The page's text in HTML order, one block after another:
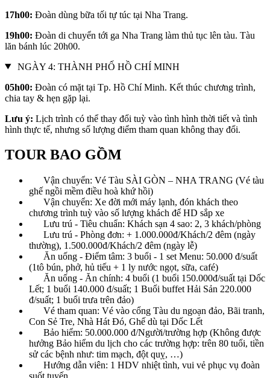
17h00: Đoàn dùng bữa tối tự túc tại Nha Trang.
19h00: Đoàn di chuyển tới ga Nha Trang làm thủ tục lên tàu. Tàu
lăn bánh lúc 20h00.
NGÀY 4: THÀNH PHỐ HỒ CHÍ MINH
05h00: Đoàn có mặt tại Tp. Hồ Chí Minh. Kết thúc chương trình,
chia tay & hẹn gặp lại.
Lưu ý: Lịch trình có thể thay đổi tuỳ vào tình hình thời tiết và tình
hình thực tế, nhưng số lượng điểm tham quan không thay đổi.
TOUR BAO GỒM
Vận chuyển: Vé Tàu SÀI GÒN – NHA TRANG (Vé tàu
ghế ngồi mềm điều hoà khứ hồi)
Vận chuyển: Xe đời mới máy lạnh, đón khách theo
chương trình tuỳ vào số lượng khách để HD sắp xe
Lưu trú - Tiêu chuẩn: Khách sạn 4 sao: 2, 3 khách/phòng
Lưu trú - Phòng đơn: + 1.000.000đ/Khách/2 đêm (ngày
thường), 1.500.000đ/Khách/2 đêm (ngày lễ)
Ăn uống - Điểm tâm: 3 buổi - 1 set Menu: 50.000 đ/suất
(1tô bún, phở, hủ tiếu + 1 ly nước ngọt, sữa, café)
Ăn uống - Ăn chính: 4 buổi (1 buổi 150.000đ/suất tại Dốc
Lết; 1 buổi 140.000 đ/suất; 1 Buổi buffet Hải Sản 220.000
đ/suất; 1 buổi trưa trên đảo)
Vé tham quan: Vé vào cổng Tàu du ngoạn đảo, Bãi tranh,
Con Sẻ Tre, Nhà Hát Đó, Ghế dù tại Dốc Lết
Bảo hiểm: 50.000.000 đ/Người/trường hợp (Không được
hưởng Bảo hiểm du lịch cho các trường hợp: trên 80 tuổi, tiền
sử các bệnh như: tim mạch, đột quỵ, …)
Hướng dẫn viên: 1 HDV nhiệt tình, vui vẻ phục vụ đoàn